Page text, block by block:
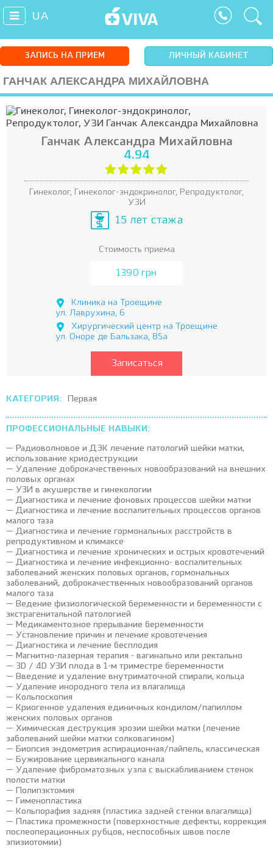
UA
ЗАПИСЬ НА ПРИЕМ ЛИЧНЫЙ КАБИНЕТ
ГАНЧАК АЛЕКСАНДРА МИХАЙЛОВНА
Ганчак Александра Михайловна
4.94
Гинеколог, Гинеколог-эндокринолог, Репродуктолог,
УЗИ
15 лет стажа
Стоимость приема
1390 грн
Клиника на Троещине
ул. Лаврухина, 6
Хирургический центр на Троещине
ул. Оноре де Бальзака, 85а
Записаться
КАТЕГОРИЯ: Первая
ПРОФЕССИОНАЛЬНЫЕ НАВЫКИ:
— Радиоволновое и ДЭК лечение патологий шейки матки,
использование криодеструкции
— Удаление доброкачественных новообразований на внешних
половых органах
— УЗИ в акушерстве и гинекологии
— Диагностика и лечение фоновых процессов шейки матки
— Диагностика и лечение воспалительных процессов органов
малого таза
— Диагностика и лечение гормональных расстройств в
репродуктивном и климаксе
— Диагностика и лечение хронических и острых кровотечений
— Диагностика и лечение инфекционно- воспалительных
заболеваний женских половых органов, гормональных
заболеваний, доброкачественных новообразований органов
малого таза
— Ведение физиологической беременности и беременности с
экстрагенитальной патологией
— Медикаментозное прерывание беременности
— Установление причин и лечение кровотечения
— Диагностика и лечение бесплодия
— Магнитно-лазерная терапия - вагинально или ректально
— 3D / 4D УЗИ плода в 1-м триместре беременности
— Введение и удаление внутриматочной спирали, кольца
— Удаление инородного тела из влагалища
— Кольпоскопия
— Криогенное удаления единичных кондилом/папиллом
женских половых органов
— Химическая деструкция эрозии шейки матки (лечение
заболеваний шейки матки солковагином)
— Биопсия эндометрия аспирационная/пайпель, классическая
— Бужирование цервикального канала
— Удаление фиброматозных узла с выскабливанием стенок
полости матки
— Полипэктомия
— Гименопластика
— Кольпорафия задняя (пластика задней стенки влагалища)
— Пластика промежности (поверхностные дефекты, коррекция
послеоперационных рубцов, неспособных швов после
эпизиотомии)